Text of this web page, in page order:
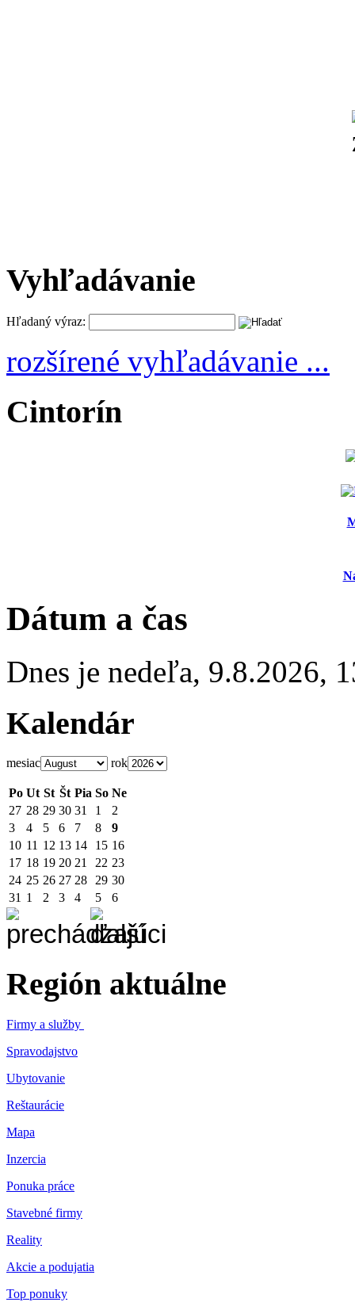
Vyhľadávanie
Hľadaný výraz:
rozšírené vyhľadávanie ...
Cintorín
Dátum a čas
Dnes je nedeľa, 9.8.2026,
Kalendár
mesiac rok
Po Ut St Št Pia So Ne
27 28 29 30 31 1
2
3
4 5 6 7 8
9
10 11 12 13 14 15 16
17 18 19 20 21 22 23
24 25 26 27 28 29 30
31 1 2 3 4 5 6
Región aktuálne
Firmy a služby
Spravodajstvo
Ubytovanie
Reštaurácie
Mapa
Inzercia
Ponuka práce
Stavebné firmy
Reality
Akcie a podujatia
Top ponuky